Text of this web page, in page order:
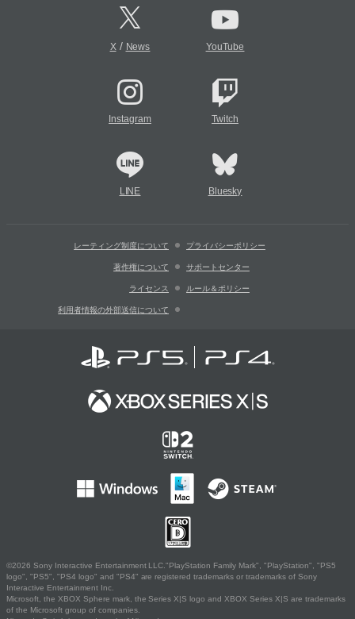
X/ News YouTube
Instagram Twitch
LINE Bluesky
レーティング制度について プライバシーポリシー
著作権について サポートセンター
ライセンス ルール＆ポリシー
利用者情報の外部送信について
©2026 Sony Interactive Entertainment LLC."PlayStation Family Mark", "PlayStation", "PS5
logo", "PS5", "PS4 logo" and "PS4" are registered trademarks or trademarks of Sony
Interactive Entertainment Inc.
Microsoft, the XBOX Sphere mark, the Series X|S logo and XBOX Series X|S are trademarks
of the Microsoft group of companies.